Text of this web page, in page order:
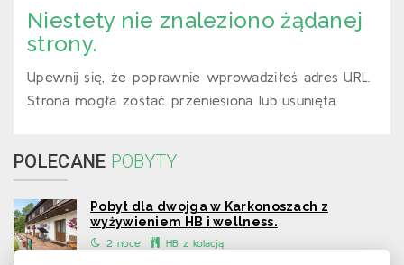
Niestety nie znaleziono żądanej
strony.
Upewnij się, że poprawnie wprowadziłeś adres URL.
Strona mogła zostać przeniesiona lub usunięta.
POLECANE POBYTY
Pobyt dla dwojga w Karkonoszach z
wyżywieniem HB i wellness.
2 noce HB z kolacją